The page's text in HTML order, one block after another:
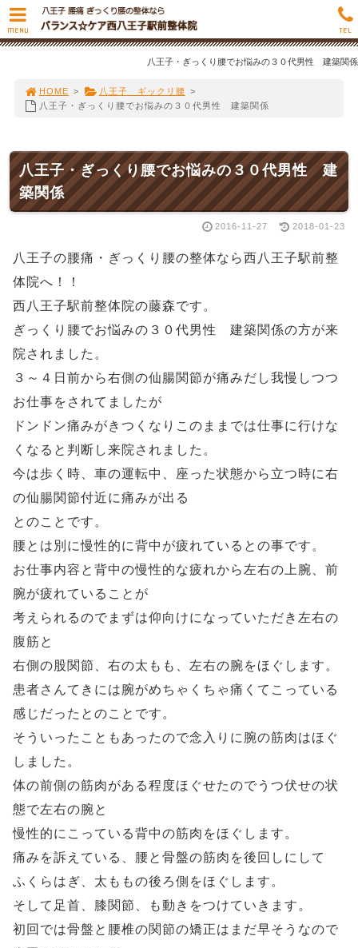
八王子・ぎっくり腰でお悩みの３０代男性 建築関係
HOME > 八王子 ギックリ腰 >
八王子・ぎっくり腰でお悩みの３０代男性 建築関係
八王子・ぎっくり腰でお悩みの３０代男性 建
築関係
2016-11-27 2018-01-23
八王子の腰痛・ぎっくり腰の整体なら西八王子駅前整
体院へ！！
西八王子駅前整体院の藤森です。
ぎっくり腰でお悩みの３０代男性 建築関係の方が来
院されました。
３～４日前から右側の仙腸関節が痛みだし我慢しつつ
お仕事をされてましたが
ドンドン痛みがきつくなりこのままでは仕事に行けな
くなると判断し来院されました。
今は歩く時、車の運転中、座った状態から立つ時に右
の仙腸関節付近に痛みが出る
とのことです。
腰とは別に慢性的に背中が疲れているとの事です。
お仕事内容と背中の慢性的な疲れから左右の上腕、前
腕が疲れていることが
考えられるのでまずは仰向けになっていただき左右の
腹筋と
右側の股関節、右の太もも、左右の腕をほぐします。
患者さんてきには腕がめちゃくちゃ痛くてこっている
感じだったとのことです。
そういったこともあったので念入りに腕の筋肉はほぐ
しました。
体の前側の筋肉がある程度ほぐせたのでうつ伏せの状
態で左右の腕と
慢性的にこっている背中の筋肉をほぐします。
痛みを訴えている、腰と骨盤の筋肉を後回しにして
ふくらはぎ、太ももの後ろ側をほぐします。
そして足首、膝関節、も動きをつけていきます。
初回では骨盤と腰椎の関節の矯正はまだ早そうなので
MENU TEL